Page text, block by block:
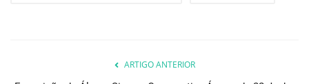
ARTIGO ANTERIOR